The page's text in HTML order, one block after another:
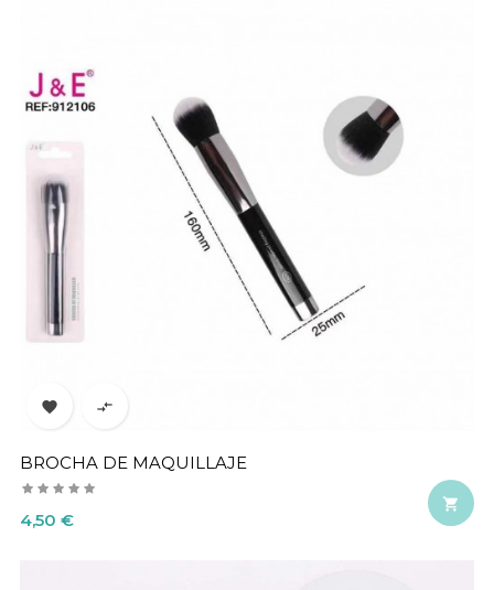
 
BROCHA DE MAQUILLAJE
Precio
4,50 €
